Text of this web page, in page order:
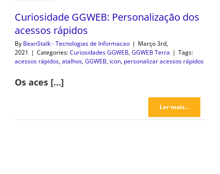
Curiosidade GGWEB: Personalização dos
acessos rápidos
By BeanStalk - Tecnologias de Informacao | Março 3rd,
2021 | Categories:Curiosidades GGWEB,GGWEB Terra | Tags:
acessos rápidos,atalhos,GGWEB, icon, personalizar acessos rápidos
Os aces […]
Ler mais...